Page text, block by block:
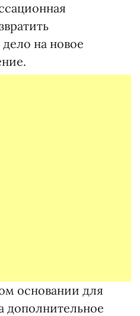
на новое
основании для
дополнительное